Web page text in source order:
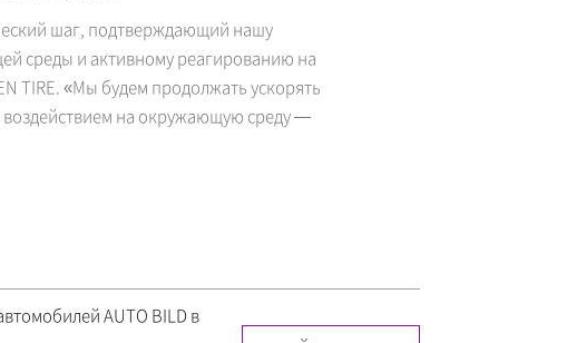
шаг, подтверждающий нашу
среды и активному реагированию на
TIRE. «Мы будем продолжать ускорять
воздействием на окружающую среду —
AUTO BILD в